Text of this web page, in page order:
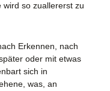
wird so zuallererst zu
Erkennen, nach
oder mit etwas
sich in
was, an